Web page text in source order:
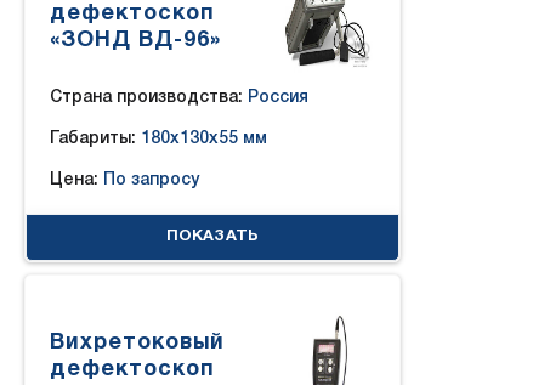
дефектоскоп
«ЗОНД ВД-96»
Страна производства: Россия
Габариты: 180x130x55 мм
Цена: По запросу
ПОКАЗАТЬ
Вихретоковый
дефектоскоп